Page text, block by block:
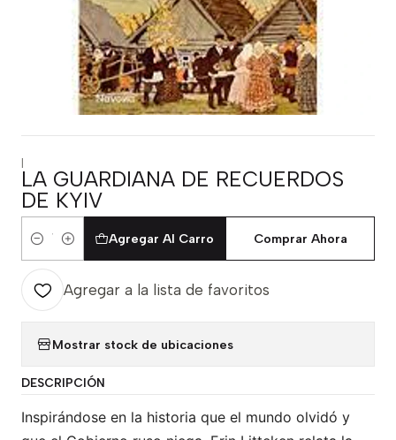
|
LA GUARDIANA DE RECUERDOS
DE KYIV
Cantidad
Agregar Al Carro Comprar Ahora
Agregar a la lista de favoritos
Mostrar stock de ubicaciones
DESCRIPCIÓN
Inspirándose en la historia que el mundo olvidó y